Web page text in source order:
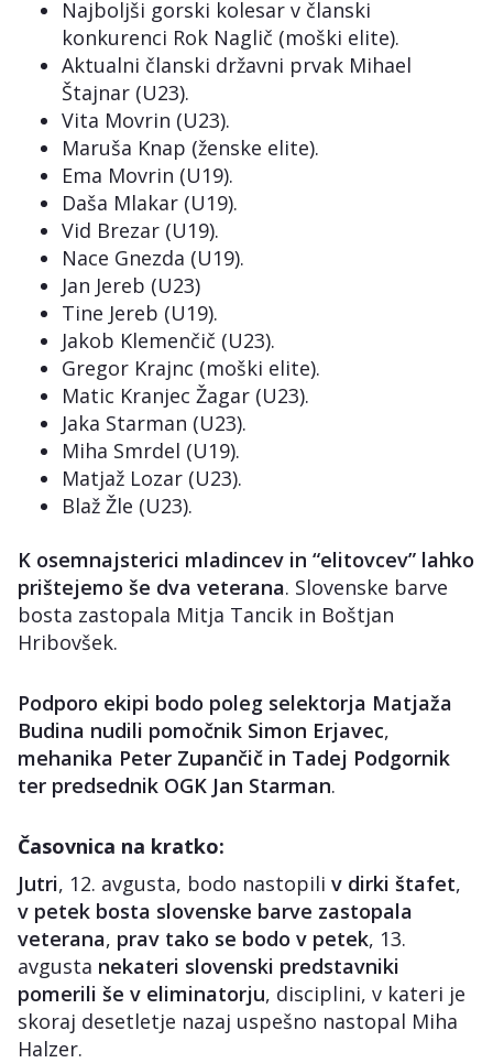
Najboljši gorski kolesar v članski
konkurenci Rok Naglič (moški elite).
Aktualni članski državni prvak Mihael
Štajnar (U23).
Vita Movrin (U23).
Maruša Knap (ženske elite).
Ema Movrin (U19).
Daša Mlakar (U19).
Vid Brezar (U19).
Nace Gnezda (U19).
Jan Jereb (U23)
Tine Jereb (U19).
Jakob Klemenčič (U23).
Gregor Krajnc (moški elite).
Matic Kranjec Žagar (U23).
Jaka Starman (U23).
Miha Smrdel (U19).
Matjaž Lozar (U23).
Blaž Žle (U23).
K osemnajsterici mladincev in “elitovcev” lahko
prištejemo še dva veterana. Slovenske barve
bosta zastopala Mitja Tancik in Boštjan
Hribovšek.
Podporo ekipi bodo poleg selektorja Matjaža
Budina nudili pomočnik Simon Erjavec,
mehanika Peter Zupančič in Tadej Podgornik
ter predsednik OGK Jan Starman.
Časovnica na kratko:
Jutri, 12. avgusta, bodo nastopili v dirki štafet,
v petek bosta slovenske barve zastopala
veterana, prav tako se bodo v petek, 13.
avgusta nekateri slovenski predstavniki
pomerili še v eliminatorju, disciplini, v kateri je
skoraj desetletje nazaj uspešno nastopal Miha
Halzer.